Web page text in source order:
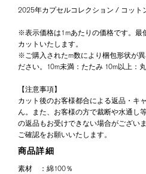
2025年カプセルコレクション / コット
※表示価格は1mあたりの価格です。最
カットいたします。
※ご購入されたm数により梱包形状が
ださい。10m未満：たたみ 10m以上：
【注意事項】
カット後のお客様都合による返品・キ
ん。また、お客様の方で裁断や水通し
の返品もお受けできない場合がござい
ご確認をお願いいたします。
商品詳細
素材 ： 綿100％